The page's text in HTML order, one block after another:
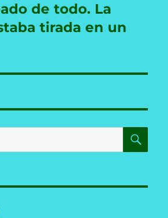
de todo. La
tirada en un